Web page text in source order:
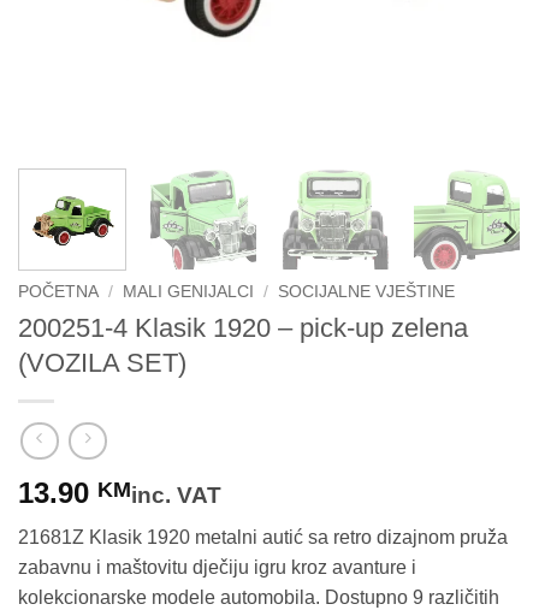
POČETNA / MALI GENIJALCI / SOCIJALNE VJEŠTINE
200251-4 Klasik 1920 – pick-up zelena
(VOZILA SET)
13.90 KMinc. VAT
21681Z Klasik 1920 metalni autić sa retro dizajnom pruža
zabavnu i maštovitu dječiju igru kroz avanture i
kolekcionarske modele automobila. Dostupno 9 različitih